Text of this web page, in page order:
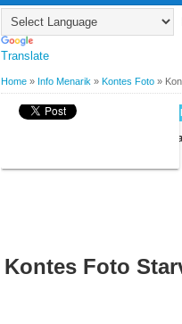
Translate
Home » Info Menarik » Kontes Foto »
BYWEBBUDI.COM
Kontes Foto Starvit
Kontes Foto